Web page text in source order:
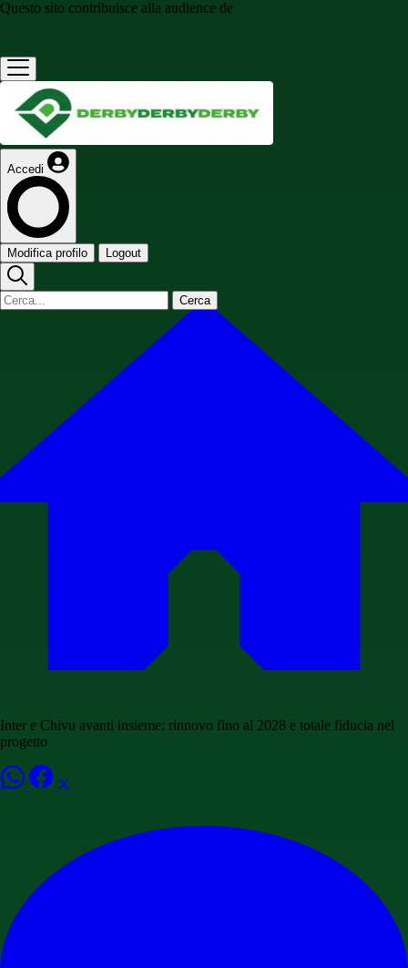
Questo sito contribuisce alla audience de
Accedi
Modifica profilo Logout
Cerca
Inter e Chivu avanti insieme: rinnovo fino al 2028 e totale fiducia nel
progetto